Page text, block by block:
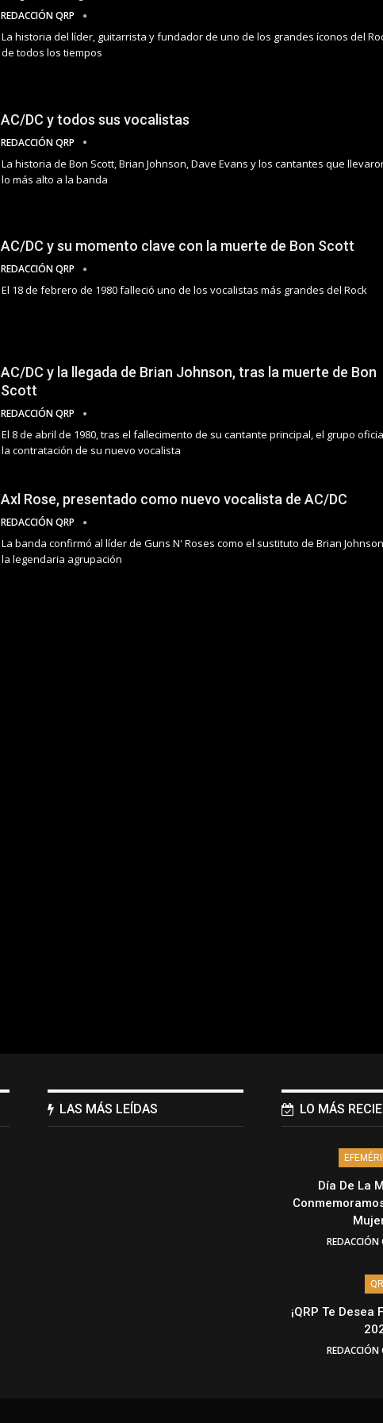
REDACCIÓN QRP
La historia del líder, guitarrista y fundador de uno de los grandes íconos del
de todos los tiempos
AC/DC y todos sus vocalistas
REDACCIÓN QRP
La historia de Bon Scott, Brian Johnson, Dave Evans y los cantantes que
lo más alto a la banda
AC/DC y su momento clave con la muerte de Bon Scott
REDACCIÓN QRP
El 18 de febrero de 1980 falleció uno de los vocalistas más grandes del Rock
AC/DC y la llegada de Brian Johnson, tras la muerte de Bon
Scott
REDACCIÓN QRP
El 8 de abril de 1980, tras el fallecimento de su cantante principal, el grupo
la contratación de su nuevo vocalista
Axl Rose, presentado como nuevo vocalista de AC/DC
REDACCIÓN QRP
La banda confirmó al líder de Guns N' Roses como el sustituto de Brian
la legendaria agrupación
LAS MÁS LEÍDAS LO MÁS
Día De La
REDACCIÓN
¡QRP Te Desea
REDACCIÓN